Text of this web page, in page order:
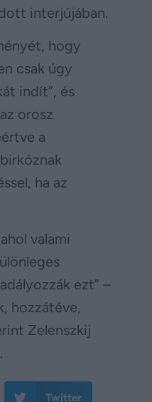
interjújában.
hogy
csak úgy
indít”, és
orosz
a
ha az
valami
ezt” –
hozzátéve,
Zelenszkij
Twitter